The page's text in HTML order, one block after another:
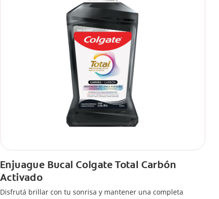
Enjuague Bucal Colgate Total Carbón
Activado
Disfrutá brillar con tu sonrisa y mantener una completa